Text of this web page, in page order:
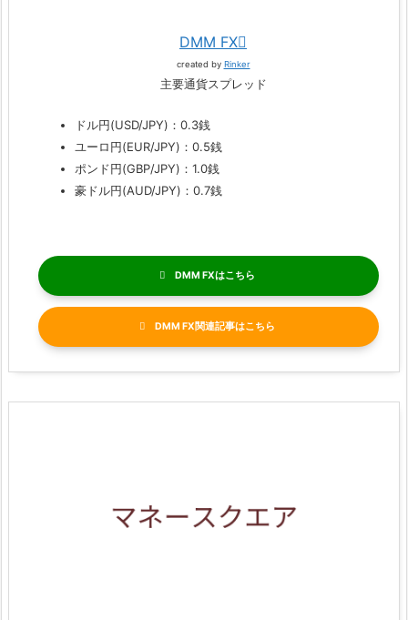
DMM FX
created by Rinker
主要通貨スプレッド
ドル円(USD/JPY)：0.3銭
ユーロ円(EUR/JPY)：0.5銭
ポンド円(GBP/JPY)：1.0銭
豪ドル円(AUD/JPY)：0.7銭
DMM FX
DMM FX関連記事